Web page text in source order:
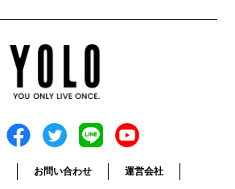
お問い合わせ 運営会社